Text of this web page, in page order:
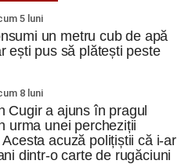
din Vinerea și orașul
patrimoniului local și la
din zonă.
ca sursă
pe Google
5 luni
un metru cub de apă
ești pus să plătești peste
8 luni
Cugir a ajuns în pragul
urma unei percheziții
acuză polițiștii că i-ar
dintr-o carte de rugăciuni